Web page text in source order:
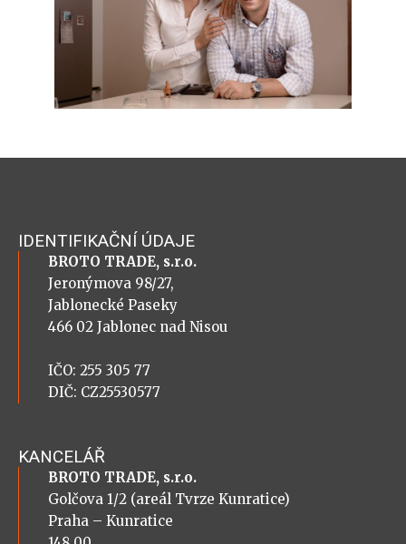
IDENTIFIKAČNÍ ÚDAJE
BROTO TRADE, s.r.o.
Jeronýmova 98/27,
Jablonecké Paseky
466 02 Jablonec nad Nisou
IČO: 255 305 77
DIČ: CZ25530577
KANCELÁŘ
BROTO TRADE, s.r.o.
Golčova 1/2 (areál Tvrze Kunratice)
Praha – Kunratice